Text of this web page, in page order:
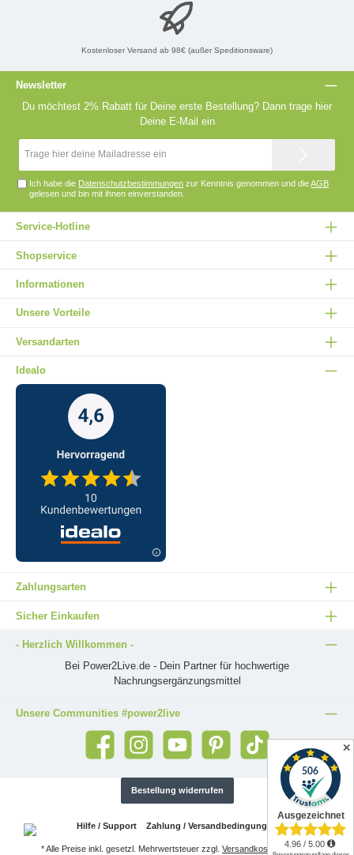
Kostenloser Versand ab 98€ (außer Speditionsware)
Newsletter
Du möchtest 2% Rabatt für Deine erste Bestellung? Dann trage hier
Deine E-Mail ein
Mail-
Ich habe die Datenschutzbestimmungen zur Kenntnis genommen und dieAGB
gelesen und bin mit ihnen einverstanden.
Service-Hotline
Shopservice
Informationen
Unsere Vorteile
Versandarten
Idealo
Zahlungsarten
Sicher Einkaufen
- Herzlich Willkommen -
Bei Power2Live.de - Dein Partner für hochwertige
Nachrungsergänzungsmittel
Unsere Communities #power2live
Bestellung widerrufen
Hilfe / Support Zahlung / Versandbedingungen
* Alle Preise inkl. gesetzl. Mehrwertsteuer zzgl. Versandkosten und ggf.
✕